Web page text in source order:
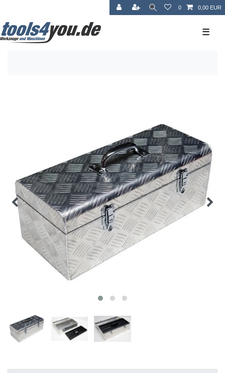
0 0,00 EUR
☰